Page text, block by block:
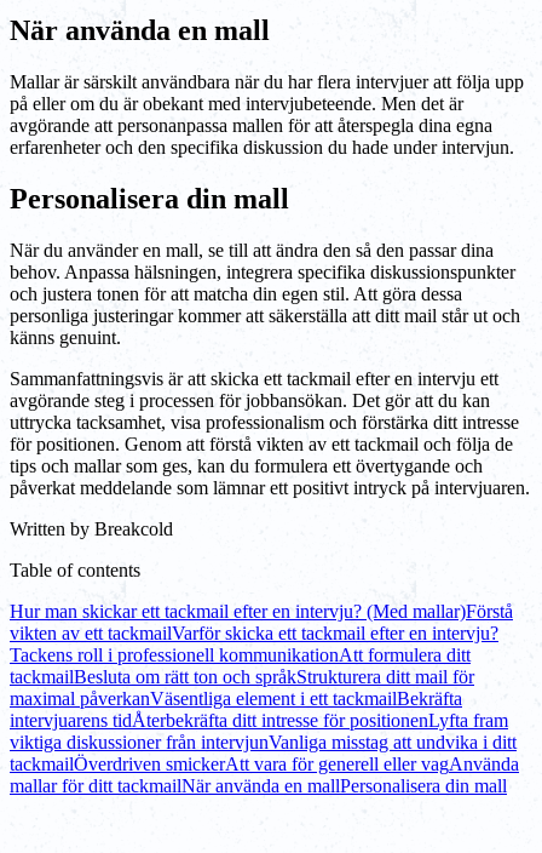
När använda en mall
Mallar är särskilt användbara när du har flera intervjuer att följa upp
på eller om du är obekant med intervjubeteende. Men det är
avgörande att personanpassa mallen för att återspegla dina egna
erfarenheter och den specifika diskussion du hade under intervjun.
Personalisera din mall
När du använder en mall, se till att ändra den så den passar dina
behov. Anpassa hälsningen, integrera specifika diskussionspunkter
och justera tonen för att matcha din egen stil. Att göra dessa
personliga justeringar kommer att säkerställa att ditt mail står ut och
känns genuint.
Sammanfattningsvis är att skicka ett tackmail efter en intervju ett
avgörande steg i processen för jobbansökan. Det gör att du kan
uttrycka tacksamhet, visa professionalism och förstärka ditt intresse
för positionen. Genom att förstå vikten av ett tackmail och följa de
tips och mallar som ges, kan du formulera ett övertygande och
påverkat meddelande som lämnar ett positivt intryck på intervjuaren.
Written by Breakcold
Table of contents
Hur man skickar ett tackmail efter en intervju? (Med mallar)Förstå
vikten av ett tackmailVarför skicka ett tackmail efter en intervju?
Tackens roll i professionell kommunikationAtt formulera ditt
tackmailBesluta om rätt ton och språkStrukturera ditt mail för
maximal påverkanVäsentliga element i ett tackmailBekräfta
intervjuarens tidÅterbekräfta ditt intresse för positionenLyfta fram
viktiga diskussioner från intervjunVanliga misstag att undvika i ditt
tackmailÖverdriven smickerAtt vara för generell eller vagAnvända
mallar för ditt tackmailNär använda en mallPersonalisera din mall